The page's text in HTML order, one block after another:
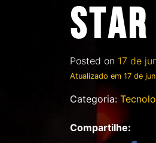
Posted on 17 de
Atualizado em 17 de
Categoria:
Compartilhe: